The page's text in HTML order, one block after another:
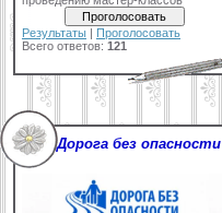
Результаты | Проголосовать
Всего ответов: 121
Дорога без опасности